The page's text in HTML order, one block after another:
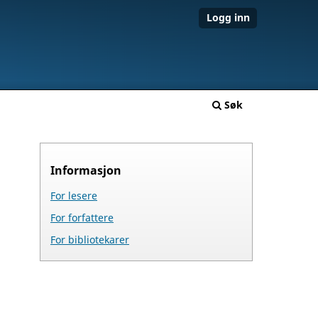
Søk
Logg inn
Informasjon
For lesere
For forfattere
For bibliotekarer